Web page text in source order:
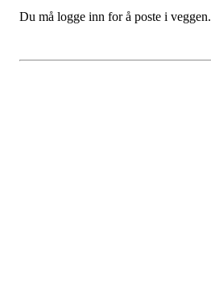
Du må logge inn for å poste i veggen.